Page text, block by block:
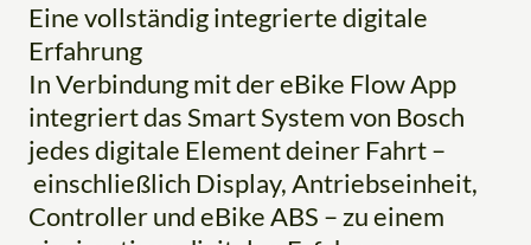
Eine vollständig integrierte digitale
Erfahrung
In Verbindung mit der eBike Flow App
integriert das Smart System von Bosch
jedes digitale Element deiner Fahrt –
einschließlich Display, Antriebseinheit,
Controller und eBike ABS – zu einem